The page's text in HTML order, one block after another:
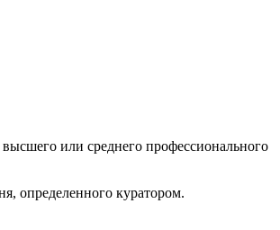
или среднего профессионального
определенного куратором.